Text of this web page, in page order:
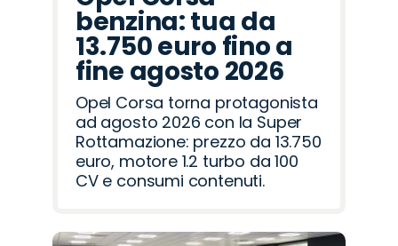
benzina: tua da
13.750 euro fino a
fine agosto 2026
Opel Corsa torna protagonista
ad agosto 2026 con la Super
Rottamazione: prezzo da 13.750
euro, motore 1.2 turbo da 100
CV e consumi contenuti.